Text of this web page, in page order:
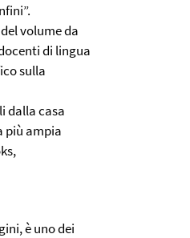
volume da
di lingua
sulla
dalla casa
più ampia
è uno dei